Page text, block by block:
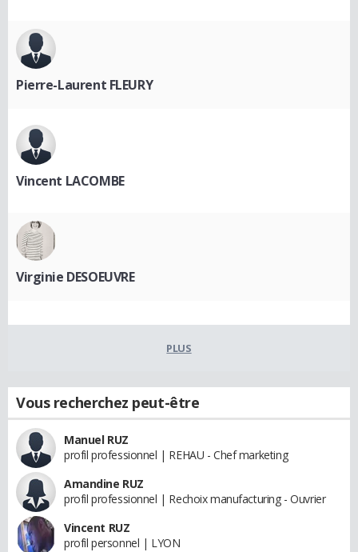
Pierre-Laurent FLEURY
Vincent LACOMBE
Virginie DESOEUVRE
PLUS
Vous recherchez peut-être
Manuel RUZ
profil professionnel | REHAU - Chef marketing
Amandine RUZ
profil professionnel | Rechoix manufacturing - Ouvrier
Vincent RUZ
profil personnel | LYON